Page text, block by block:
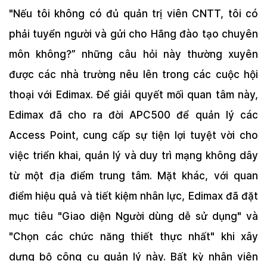
"Nếu tôi không có đủ quản trị viên CNTT, tôi có
phải tuyển người và gửi cho Hãng đào tạo chuyên
môn không?” những câu hỏi này thường xuyên
được các nhà trường nêu lên trong các cuộc hội
thoại với Edimax. Để giải quyết mối quan tâm này,
Edimax đã cho ra đời APC500 để quản lý các
Access Point, cung cấp sự tiện lợi tuyệt vời cho
việc triển khai, quản lý và duy trì mạng không dây
từ một địa điểm trung tâm. Mặt khác, với quan
điểm hiệu quả và tiết kiệm nhân lực, Edimax đã đặt
mục tiêu "Giao diện Người dùng dễ sử dụng" và
"Chọn các chức năng thiết thực nhất" khi xây
dựng bộ công cụ quản lý này. Bất kỳ nhân viên